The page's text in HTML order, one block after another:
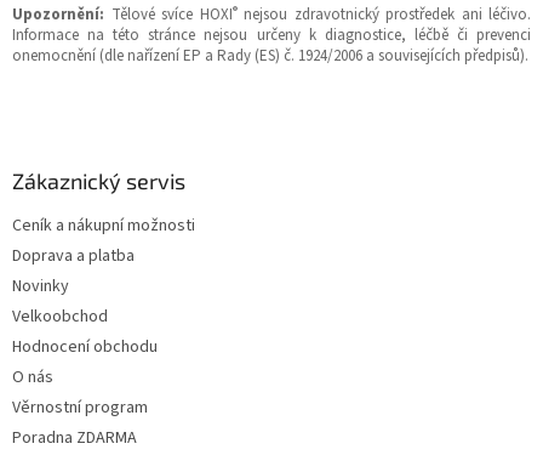
Upozornění: Tělové svíce HOXI®nejsou zdravotnický prostředek ani léčivo.
Informace na této stránce nejsou určeny k diagnostice, léčbě či prevenci
onemocnění (dle nařízení EP a Rady (ES) č. 1924/2006 a souvisejících předpisů).
Zákaznický servis
Ceník a nákupní možnosti
Doprava a platba
Novinky
Velkoobchod
Hodnocení obchodu
O nás
Věrnostní program
Poradna ZDARMA